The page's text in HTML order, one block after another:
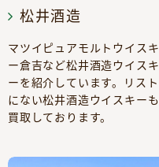
松井酒造
マツイピュアモルトウイスキ
ー倉吉など松井酒造ウイスキ
ーを紹介しています。リスト
にない松井酒造ウイスキーも
買取しております。